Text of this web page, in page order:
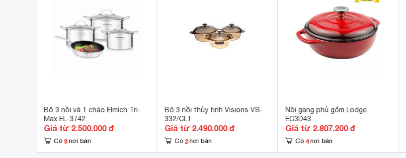
Bộ 3 nồi và 1 chảo Elmich Tri-
Max EL-3742
Giá từ 2.500.000 đ
Có 9 nơi bán
Bộ 3 nồi thủy tinh Visions VS-
332/CL1
Giá từ 2.490.000 đ
Có 2 nơi bán
Nồi gang phủ gốm Lodge
EC3D43
Giá từ 2.807.200 đ
Có 4 nơi bán